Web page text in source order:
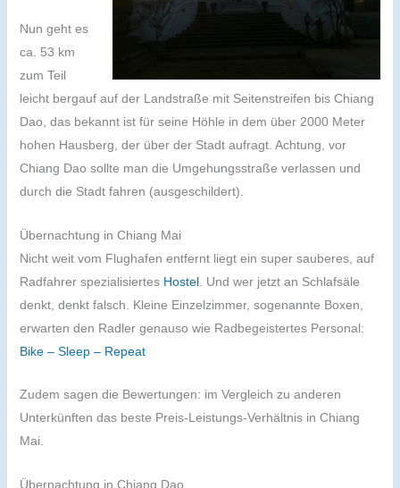
Nun geht es
ca. 53 km
zum Teil
leicht bergauf auf der Landstraße mit Seitenstreifen bis Chiang
Dao, das bekannt ist für seine Höhle in dem über 2000 Meter
hohen Hausberg, der über der Stadt aufragt. Achtung, vor
Chiang Dao sollte man die Umgehungsstraße verlassen und
durch die Stadt fahren (ausgeschildert).
Übernachtung in Chiang Mai
Nicht weit vom Flughafen entfernt liegt ein super sauberes, auf
Radfahrer spezialisiertes Hostel. Und wer jetzt an Schlafsäle
denkt, denkt falsch. Kleine Einzelzimmer, sogenannte Boxen,
erwarten den Radler genauso wie Radbegeistertes Personal:
Bike – Sleep – Repeat
Zudem sagen die Bewertungen: im Vergleich zu anderen
Unterkünften das beste Preis-Leistungs-Verhältnis in Chiang
Mai.
Übernachtung in Chiang Dao